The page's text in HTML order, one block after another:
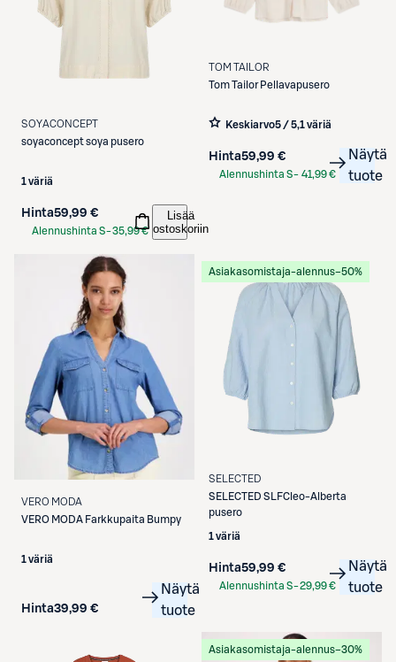
SOYACONCEPT
soyaconceptsoya pusero
1 väriä
Hinta59,99 €
Alennushinta S-35,99 €
Lisää
ostoskoriin
TOM TAILOR
Tom Tailor Pellavapusero
Keskiarvo5 / 5,1 väriä
Hinta59,99 €
Alennushinta S- 41,99 €
Näytä
tuote
VERO MODA
VERO MODA Farkkupaita Bumpy
1 väriä
Hinta39,99 €
Näytä
tuote
Asiakasomistaja-alennus−50%
SELECTED
SELECTED SLFCleo-Alberta
pusero
1 väriä
Hinta59,99 €
Alennushinta S-29,99 €
Näytä
tuote
Asiakasomistaja-alennus−30%